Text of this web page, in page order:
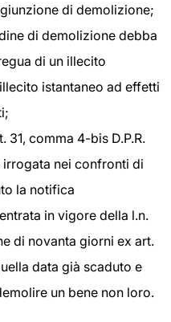
di demolizione;
di demolizione debba
di un illecito
istantaneo ad effetti
31, comma 4-bis D.P.R.
irrogata nei confronti di
la notifica
in vigore della l.n.
di novanta giorni ex art.
data già scaduto e
un bene non loro.